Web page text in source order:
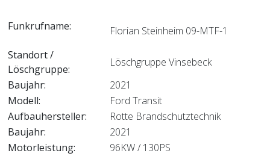
Funkrufname:
Florian Steinheim 09-MTF-1
Standort /
Löschgruppe:
Löschgruppe Vinsebeck
Baujahr:
2021
Modell:
Ford Transit
Aufbauhersteller:
Rotte Brandschutztechnik
Baujahr:
2021
Motorleistung:
96KW / 130PS